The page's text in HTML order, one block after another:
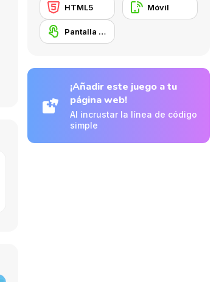
HTML5 Móvil
Pantalla táctil
¡Añadir este juego a tu
página web!
Al incrustar la línea de código
simple